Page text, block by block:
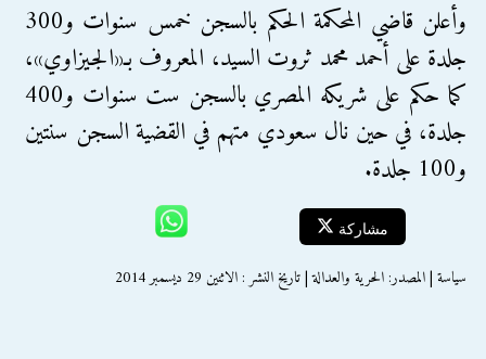
وأعلن قاضي المحكمة الحكم بالسجن خمس سنوات و300
جلدة على أحمد محمد ثروت السيد، المعروف بـ«الجيزاوي»،
كما حكم على شريكه المصري بالسجن ست سنوات و400
جلدة، في حين نال سعودي متهم في القضية السجن سنتين
و100 جلدة.
مشاركة
سياسة | المصدر: الحرية والعدالة | تاريخ النشر : الاثنين 29 ديسمبر 2014